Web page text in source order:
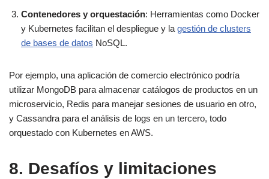
Contenedores y orquestación: Herramientas como Docker
y Kubernetes facilitan el despliegue y la gestión de clusters
de bases de datos NoSQL.
Por ejemplo, una aplicación de comercio electrónico podría
utilizar MongoDB para almacenar catálogos de productos en un
microservicio, Redis para manejar sesiones de usuario en otro,
y Cassandra para el análisis de logs en un tercero, todo
orquestado con Kubernetes en AWS.
8. Desafíos y limitaciones